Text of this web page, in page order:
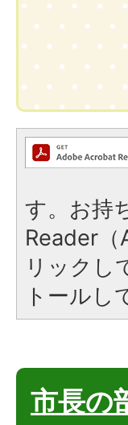
す。お持
Reader
リックし
トールし
市長の